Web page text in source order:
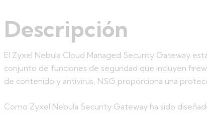
Descripción
El Zyxel Nebula Cloud Managed Security Gateway
conjunto de funciones de seguridad que incluyen
de contenido y antivirus, NSG proporciona una
Como Zyxel Nebula Security Gateway ha sido